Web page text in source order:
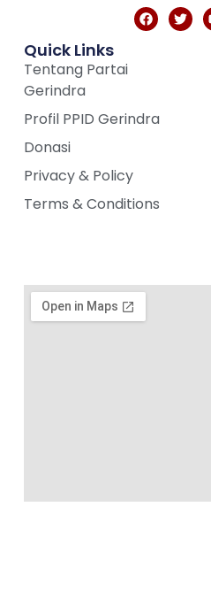
Quick Links
Tentang Partai
Gerindra
Profil PPID Gerindra
Donasi
Privacy & Policy
Terms & Conditions